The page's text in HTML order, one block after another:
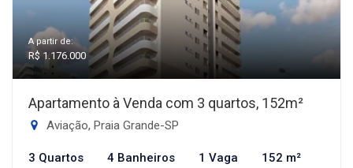
A partir de:
R$ 1.176.000
Apartamento à Venda com 3 quartos, 152m²
Aviação, Praia Grande-SP
3 Quartos 4 Banheiros 1 Vaga 152 m²